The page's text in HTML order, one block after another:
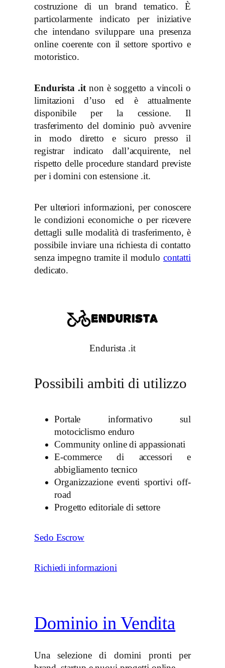
costruzione di un brand tematico. È
particolarmente indicato per iniziative
che intendano sviluppare una presenza
online coerente con il settore sportivo e
motoristico.
Endurista .itnon è soggetto a vincoli o
limitazioni d’uso ed è attualmente
disponibile per la cessione. Il
trasferimento del dominio può avvenire
in modo diretto e sicuro presso il
registrar indicato dall’acquirente, nel
rispetto delle procedure standard previste
per i domini con estensione .it.
Per ulteriori informazioni, per conoscere
le condizioni economiche o per ricevere
dettagli sulle modalità di trasferimento, è
possibile inviare una richiesta di contatto
senza impegno tramite il modulo contatti
dedicato.
Endurista .it
Possibili ambiti di utilizzo
Portale informativo sul
motociclismo enduro
Community online di appassionati
E-commerce di accessori e
abbigliamento tecnico
Organizzazione eventi sportivi off-
road
Progetto editoriale di settore
Sedo Escrow
Richiedi informazioni
Dominio in Vendita
Una selezione di domini pronti per